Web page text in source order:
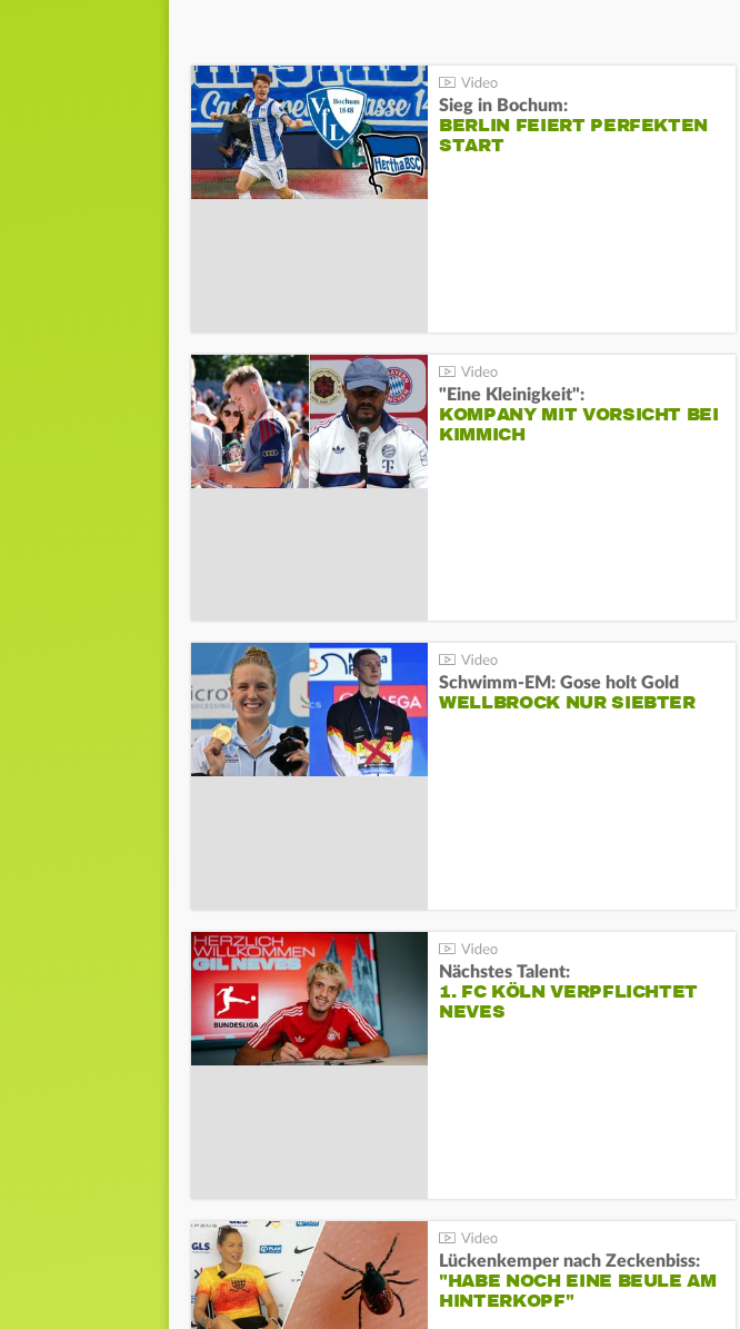
Sieg in Bochum:
BERLIN FEIERT PERFEKTEN
START
"Eine Kleinigkeit":
KOMPANY MIT VORSICHT BEI
KIMMICH
Schwimm-EM: Gose holt Gold
WELLBROCK NUR SIEBTER
Nächstes Talent:
1. FC KÖLN VERPFLICHTET
NEVES
Lückenkemper nach Zeckenbiss:
"HABE NOCH EINE BEULE AM
HINTERKOPF"